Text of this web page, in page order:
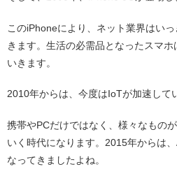
このiPhoneにより、ネット業界はいっ
きます。生活の必需品となったスマ
いきます。
2010年からは、今度はIoTが加速して
携帯やPCだけではなく、様々なもの
いく時代になります。2015年からは
なってきましたよね。